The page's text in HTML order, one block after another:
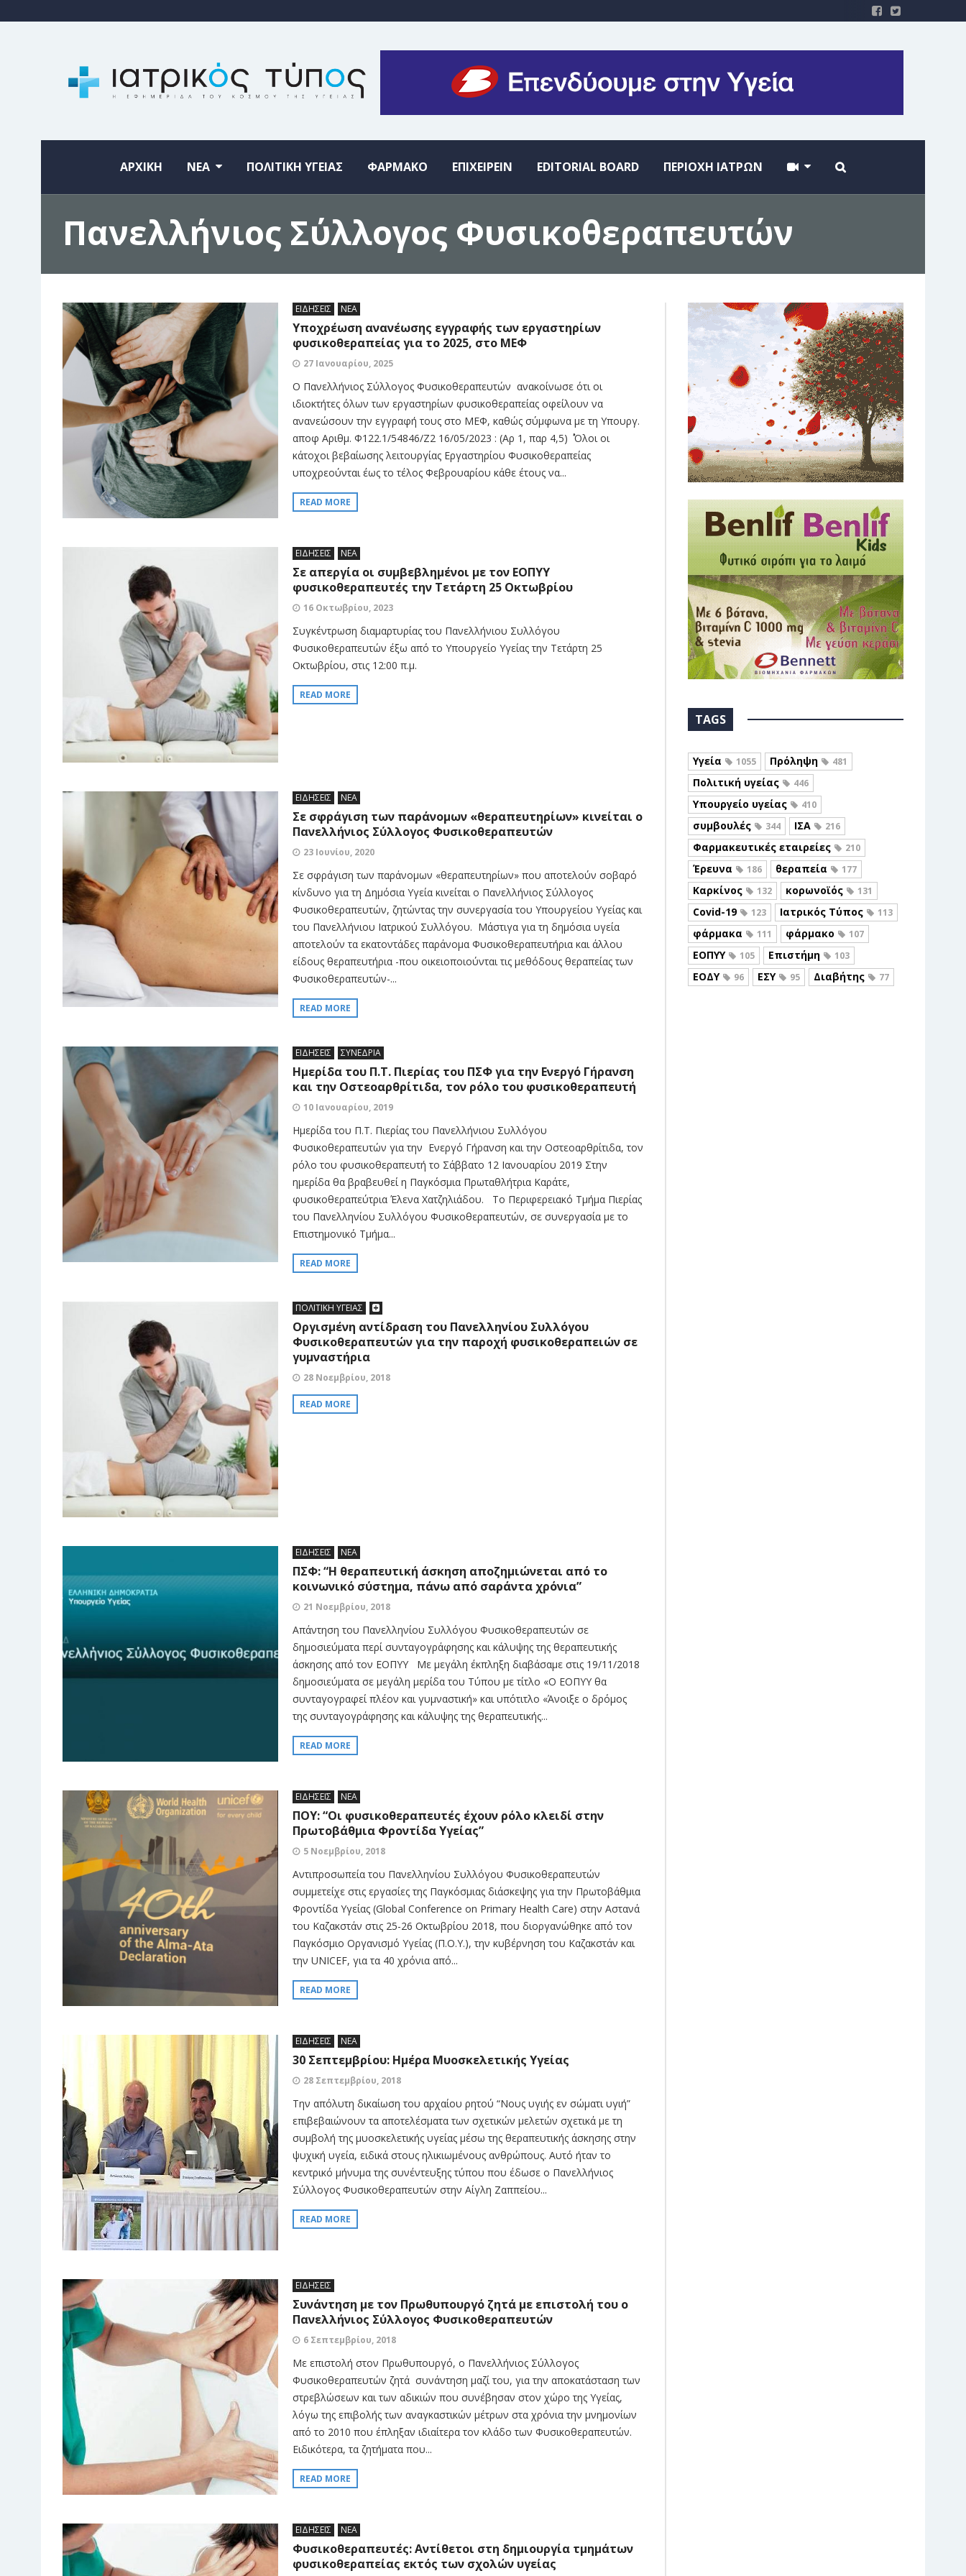
ΑΡΧΙΚΗ ΝΕΑ ΠΟΛΙΤΙΚΗ ΥΓΕΙΑΣ ΦΑΡΜΑΚΟ ΕΠΙΧΕΙΡΕΙΝ EDITORIAL BOARD ΠΕΡΙΟΧΗ ΙΑΤΡΩΝ
Πανελλήνιος Σύλλογος Φυσικοθεραπευτών
ΕΙΔΗΣΕΙΣ ΝΕΑ
Υποχρέωση ανανέωσης εγγραφής των εργαστηρίων
φυσικοθεραπείας για το 2025, στο ΜΕΦ
27 Ιανουαρίου, 2025
Ο Πανελλήνιος Σύλλογος Φυσικοθεραπευτών ανακοίνωσε ότι οι
ιδιοκτήτες όλων των εργαστηρίων φυσικοθεραπείας οφείλουν να
ανανεώσουν την εγγραφή τους στο ΜΕΦ, καθώς σύμφωνα με τη Υπουργ.
αποφ Αριθμ. Φ122.1/54846/Ζ2 16/05/2023 : (Αρ 1, παρ 4,5) ΄΄ Όλοι οι
κάτοχοι βεβαίωσης λειτουργίας Εργαστηρίου Φυσικοθεραπείας
υποχρεούνται έως το τέλος Φεβρουαρίου κάθε έτους να...
READ MORE
ΕΙΔΗΣΕΙΣ ΝΕΑ
Σε απεργία οι συμβεβλημένοι με τον ΕΟΠΥΥ
φυσικοθεραπευτές την Τετάρτη 25 Οκτωβρίου
16 Οκτωβρίου, 2023
Συγκέντρωση διαμαρτυρίας του Πανελλήνιου Συλλόγου
Φυσικοθεραπευτών έξω από το Υπουργείο Υγείας την Τετάρτη 25
Οκτωβρίου, στις 12:00 π.μ.
READ MORE
ΕΙΔΗΣΕΙΣ ΝΕΑ
Σε σφράγιση των παράνομων «θεραπευτηρίων» κινείται ο
Πανελλήνιος Σύλλογος Φυσικοθεραπευτών
23 Ιουνίου, 2020
Σε σφράγιση των παράνομων «θεραπευτηρίων» που αποτελούν σοβαρό
κίνδυνο για τη Δημόσια Υγεία κινείται ο Πανελλήνιος Σύλλογος
Φυσικοθεραπευτών, ζητώντας την συνεργασία του Υπουργείου Υγείας και
του Πανελλήνιου Ιατρικού Συλλόγου. Μάστιγα για τη δημόσια υγεία
αποτελούν τα εκατοντάδες παράνομα Φυσικοθεραπευτήρια και άλλου
είδους θεραπευτήρια -που οικειοποιούνται τις μεθόδους θεραπείας των
Φυσικοθεραπευτών-...
READ MORE
ΕΙΔΗΣΕΙΣ ΣΥΝΕΔΡΙΑ
Ημερίδα του Π.Τ. Πιερίας του ΠΣΦ για την Ενεργό Γήρανση
και την Οστεοαρθρίτιδα, τον ρόλο του φυσικοθεραπευτή
10 Ιανουαρίου, 2019
Ημερίδα του Π.Τ. Πιερίας του Πανελλήνιου Συλλόγου
Φυσικοθεραπευτών για την Ενεργό Γήρανση και την Οστεοαρθρίτιδα, τον
ρόλο του φυσικοθεραπευτή το Σάββατο 12 Ιανουαρίου 2019 Στην
ημερίδα θα βραβευθεί η Παγκόσμια Πρωταθλήτρια Καράτε,
φυσικοθεραπεύτρια Έλενα Χατζηλιάδου. Το Περιφερειακό Τμήμα Πιερίας
του Πανελληνίου Συλλόγου Φυσικοθεραπευτών, σε συνεργασία με το
Επιστημονικό Τμήμα...
READ MORE
ΠΟΛΙΤΙΚΗ ΥΓΕΙΑΣ
Οργισμένη αντίδραση του Πανελληνίου Συλλόγου
Φυσικοθεραπευτών για την παροχή φυσικοθεραπειών σε
γυμναστήρια
28 Νοεμβρίου, 2018
READ MORE
ΕΙΔΗΣΕΙΣ ΝΕΑ
ΠΣΦ: “Η θεραπευτική άσκηση αποζημιώνεται από το
κοινωνικό σύστημα, πάνω από σαράντα χρόνια”
21 Νοεμβρίου, 2018
Απάντηση του Πανελληνίου Συλλόγου Φυσικοθεραπευτών σε
δημοσιεύματα περί συνταγογράφησης και κάλυψης της θεραπευτικής
άσκησης από τον ΕΟΠΥΥ Με μεγάλη έκπληξη διαβάσαμε στις 19/11/2018
δημοσιεύματα σε μεγάλη μερίδα του Τύπου με τίτλο «Ο ΕΟΠΥΥ θα
συνταγογραφεί πλέον και γυμναστική» και υπότιτλο «Άνοιξε ο δρόμος
της συνταγογράφησης και κάλυψης της θεραπευτικής...
READ MORE
ΕΙΔΗΣΕΙΣ ΝΕΑ
ΠΟΥ: “Οι φυσικοθεραπευτές έχουν ρόλο κλειδί στην
Πρωτοβάθμια Φροντίδα Υγείας”
5 Νοεμβρίου, 2018
Αντιπροσωπεία του Πανελληνίου Συλλόγου Φυσικοθεραπευτών
συμμετείχε στις εργασίες της Παγκόσμιας διάσκεψης για την Πρωτοβάθμια
Φροντίδα Υγείας (Global Conference on Primary Health Care) στην Αστανά
του Καζακστάν στις 25-26 Οκτωβρίου 2018, που διοργανώθηκε από τον
Παγκόσμιο Οργανισμό Υγείας (Π.Ο.Υ.), την κυβέρνηση του Καζακστάν και
την UNICEF, για τα 40 χρόνια από...
READ MORE
ΕΙΔΗΣΕΙΣ ΝΕΑ
30 Σεπτεμβρίου: Ημέρα Μυοσκελετικής Υγείας
28 Σεπτεμβρίου, 2018
Την απόλυτη δικαίωση του αρχαίου ρητού “Νους υγιής εν σώματι υγιή”
επιβεβαιώνουν τα αποτελέσματα των σχετικών μελετών σχετικά με τη
συμβολή της μυοσκελετικής υγείας μέσω της θεραπευτικής άσκησης στην
ψυχική υγεία, ειδικά στους ηλικιωμένους ανθρώπους. Αυτό ήταν το
κεντρικό μήνυμα της συνέντευξης τύπου που έδωσε ο Πανελλήνιος
Σύλλογος Φυσικοθεραπευτών στην Αίγλη Ζαππείου...
READ MORE
ΕΙΔΗΣΕΙΣ
Συνάντηση με τον Πρωθυπουργό ζητά με επιστολή του ο
Πανελλήνιος Σύλλογος Φυσικοθεραπευτών
6 Σεπτεμβρίου, 2018
Με επιστολή στον Πρωθυπουργό, ο Πανελλήνιος Σύλλογος
Φυσικοθεραπευτών ζητά συνάντηση μαζί του, για την αποκατάσταση των
στρεβλώσεων και των αδικιών που συνέβησαν στον χώρο της Υγείας,
λόγω της επιβολής των αναγκαστικών μέτρων στα χρόνια την μνημονίων
από το 2010 που έπληξαν ιδιαίτερα τον κλάδο των Φυσικοθεραπευτών.
Ειδικότερα, τα ζητήματα που...
READ MORE
ΕΙΔΗΣΕΙΣ ΝΕΑ
Φυσικοθεραπευτές: Αντίθετοι στη δημιουργία τμημάτων
φυσικοθεραπείας εκτός των σχολών υγείας
TAGS
Υγεία 1055 Πρόληψη 481
Πολιτική υγείας 446
Υπουργείο υγείας 410
συμβουλές 344 ΙΣΑ 216
Φαρμακευτικές εταιρείες 210
Έρευνα 186 θεραπεία 177
Καρκίνος 132 κορωνοϊός 131
Covid-19 123 Ιατρικός Τύπος 113
φάρμακα 111 φάρμακο 107
ΕΟΠΥΥ 105 Επιστήμη 103
ΕΟΔΥ 96 ΕΣΥ 95 Διαβήτης 77